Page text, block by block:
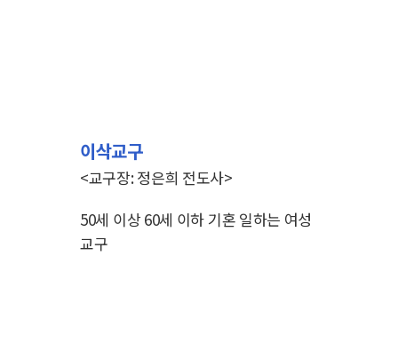
이삭교구
<교구장: 정은희 전도사>
50세 이상 60세 이하 기혼 일하는 여성
교구